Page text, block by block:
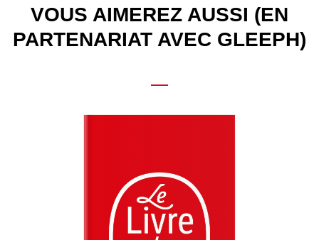
VOUS AIMEREZ AUSSI (EN
PARTENARIAT AVEC GLEEPH)